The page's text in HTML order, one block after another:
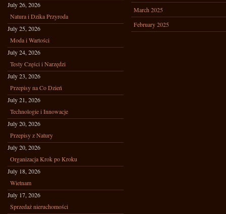
July 26, 2026
Natura i Dzika Przyroda
July 25, 2026
Moda i Wartości
July 24, 2026
Testy Części i Narzędzi
July 23, 2026
Przepisy na Co Dzień
July 21, 2026
Technologie i Innowacje
July 20, 2026
Przepisy z Natury
July 20, 2026
Organizacja Krok po Kroku
July 18, 2026
Wietnam
July 17, 2026
Sprzedaż nieruchomości
March 2025
February 2025